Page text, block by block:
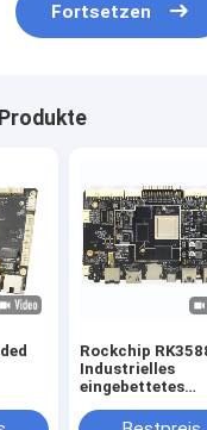
Fortsetzen
HD
Rockchip
Industrielles
eingebettetes
mehreren